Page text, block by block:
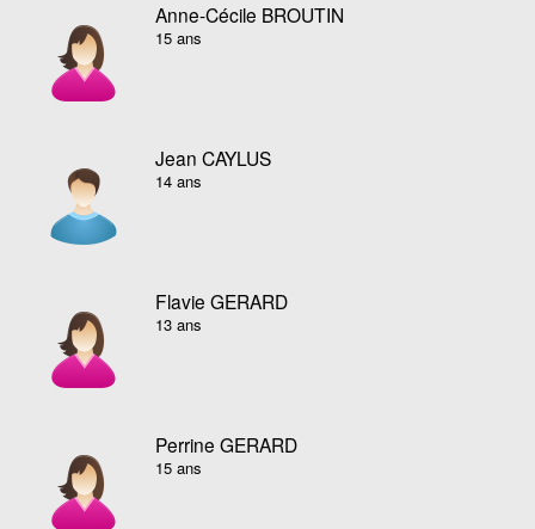
Anne-Cécile BROUTIN
15 ans
Jean CAYLUS
14 ans
Flavie GERARD
13 ans
Perrine GERARD
15 ans